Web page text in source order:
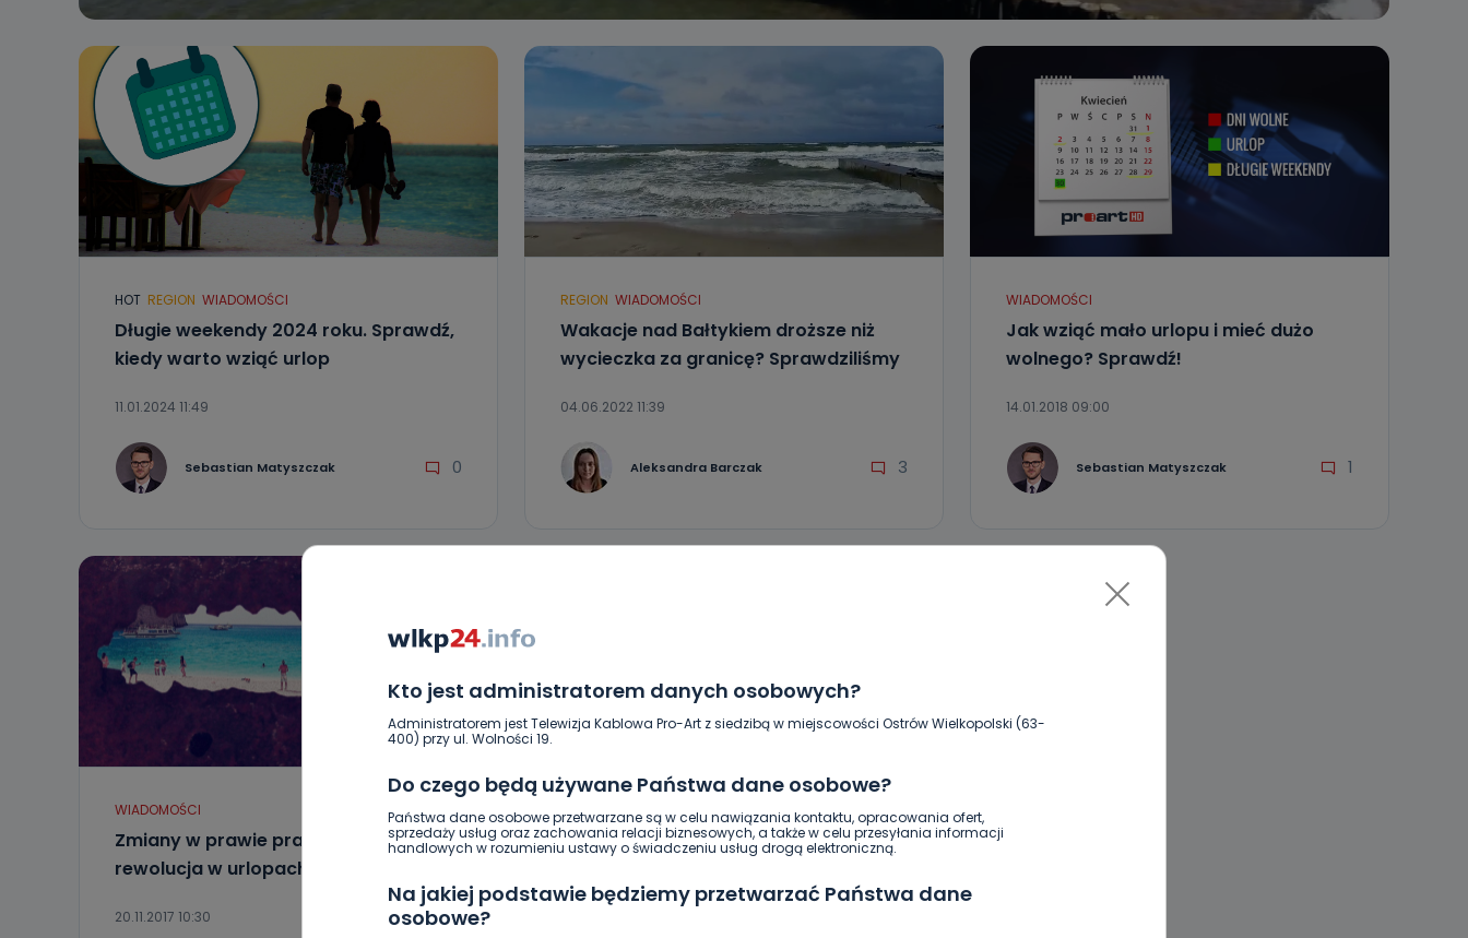
Kto jest administratorem danych osobowych?
Administratorem jest Telewizja Kablowa Pro-Art z siedzibą w miejscowości Ostrów Wielkopolski (63-
400) przy ul. Wolności 19.
Do czego będą używane Państwa dane osobowe?
Państwa dane osobowe przetwarzane są w celu nawiązania kontaktu, opracowania ofert,
sprzedaży usług oraz zachowania relacji biznesowych, a także w celu przesyłania informacji
handlowych w rozumieniu ustawy o świadczeniu usług drogą elektroniczną.
Na jakiej podstawie będziemy przetwarzać Państwa dane
osobowe?
HOT REGION WIADOMOŚCI
Długie weekendy 2024 roku. Sprawdź,
kiedy warto wziąć urlop
11.01.2024 11:49
Sebastian Matyszczak 0
REGION WIADOMOŚCI
Wakacje nad Bałtykiem droższe niż
wycieczka za granicę? Sprawdziliśmy
04.06.2022 11:39
Aleksandra Barczak 3
WIADOMOŚCI
Jak wziąć mało urlopu i mieć dużo
wolnego? Sprawdź!
14.01.2018 09:00
Sebastian Matyszczak 1
WIADOMOŚCI
Zmiany w prawie pracy. Szykuje się
rewolucja w urlopach
20.11.2017 10:30
WIADOMOŚCI
Gdzie na urlop?